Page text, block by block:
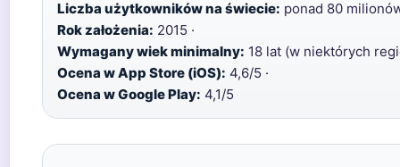
Liczba użytkowników na świecie: ponad 80
Rok założenia: 2015 ·
Wymagany wiek minimalny: 18 lat (w niektórych
Ocena w App Store (iOS): 4,6/5 ·
Ocena w Google Play: 4,1/5